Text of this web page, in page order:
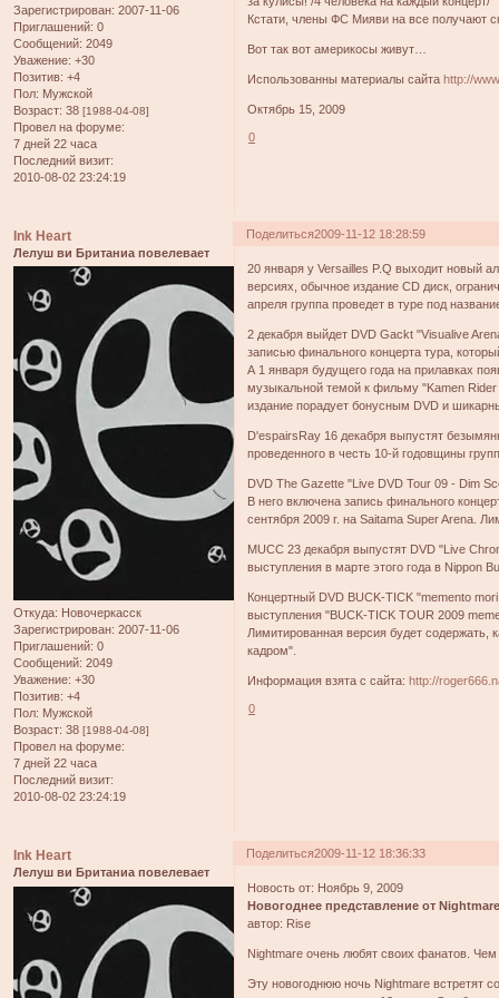
Зарегистрирован: 2007-11-06
Приглашений: 0
Сообщений: 2049
Уважение: +30
Позитив: +4
Пол: Мужской
Возраст: 38 [1988-04-08]
Провел на форуме:
7 дней 22 часа
Последний визит:
2010-08-02 23:24:19
Кстати, члены ФС Мияви на все получают
Вот так вот америкосы живут…
Использованны материалы сайта http://
Октябрь 15, 2009
0
Поделиться2009-11-12 18:28:59
Ink Heart
Лелуш ви Британиа повелевает
Откуда: Новочеркасск
Зарегистрирован: 2007-11-06
Приглашений: 0
Сообщений: 2049
Уважение: +30
Позитив: +4
Пол: Мужской
Возраст: 38 [1988-04-08]
Провел на форуме:
7 дней 22 часа
Последний визит:
2010-08-02 23:24:19
20 января у Versailles P.Q выходит новый
версиях, обычное издание CD диск,
апреля группа проведет в туре под
2 декабря выйдет DVD Gackt "Visualive
записью финального концерта тура,
А 1 января будущего года на прилавках
музыкальной темой к фильму "Kamen
издание порадует бонусным DVD и
D'espairsRay 16 декабря выпустят
проведенного в честь 10-й годовщины
DVD The Gazette "Live DVD Tour 09 - Dim
В него включена запись финального
сентября 2009 г. на Saitama Super Arena.
MUCC 23 декабря выпустят DVD "Live
выступления в марте этого года в Nippon
Концертный DVD BUCK-TICK "memento
выступления "BUCK-TICK TOUR 2009
Лимитированная версия будет содержать,
кадром".
Информация взята с сайта:http://
0
Поделиться2009-11-12 18:36:33
Ink Heart
Лелуш ви Британиа повелевает
Новость от: Ноябрь 9, 2009
Новогоднее представление от
автор: Rise
Nightmare очень любят своих фанатов.
Эту новогоднюю ночь Nightmare встретят